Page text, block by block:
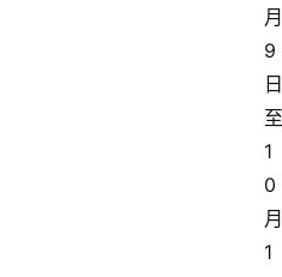
月
9
日
至
1
0
月
1